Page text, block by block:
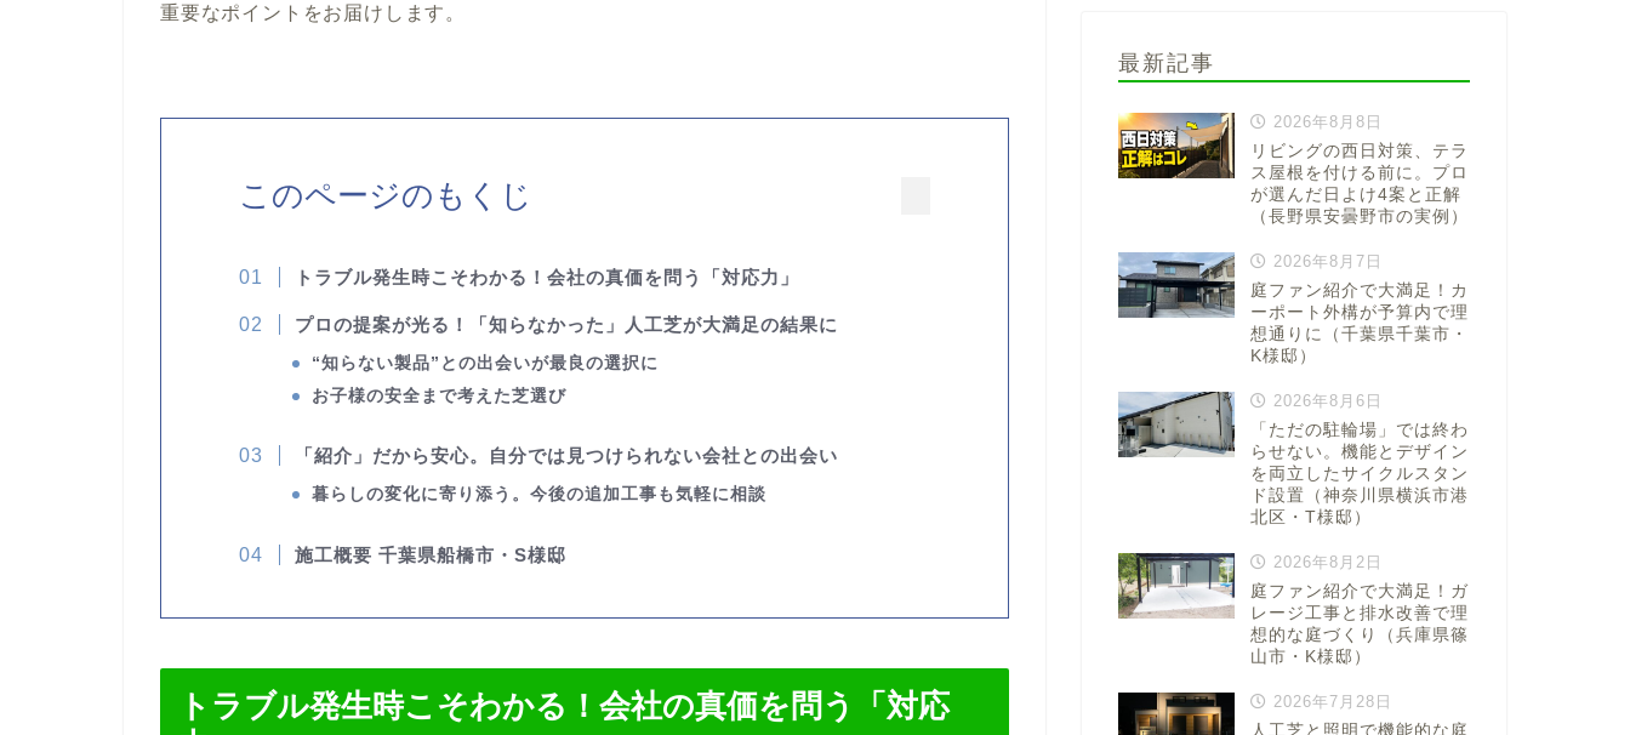
重要なポイントをお届けします。
このページのもくじ
トラブル発生時こそわかる！会社の真価を問う「対応力」
プロの提案が光る！「知らなかった」人工芝が大満足の結果に
“知らない製品”との出会いが最良の選択に
お子様の安全まで考えた芝選び
「紹介」だから安心。自分では見つけられない会社との出会い
暮らしの変化に寄り添う。今後の追加工事も気軽に相談
施工概要 千葉県船橋市・S様邸
トラブル発生時こそわかる！会社の真価を問う「対応
最新記事
2026年8月8日
リビングの西日対策、テラ
ス屋根を付ける前に。プロ
が選んだ日よけ4案と正解
（長野県安曇野市の実例）
2026年8月7日
庭ファン紹介で大満足！カ
ーポート外構が予算内で理
想通りに（千葉県千葉市・
K様邸）
2026年8月6日
「ただの駐輪場」では終わ
らせない。機能とデザイン
を両立したサイクルスタン
ド設置（神奈川県横浜市港
北区・T様邸）
2026年8月2日
庭ファン紹介で大満足！ガ
レージ工事と排水改善で理
想的な庭づくり（兵庫県篠
山市・K様邸）
2026年7月28日
人工芝と照明で機能的な庭